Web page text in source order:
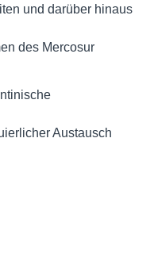
und darüber hinaus
des Mercosur
Austausch